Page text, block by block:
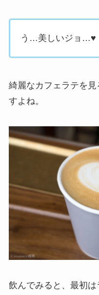
う…美しいジョ…♥
綺麗なカフェラテを
すよね。
飲んでみると、最初